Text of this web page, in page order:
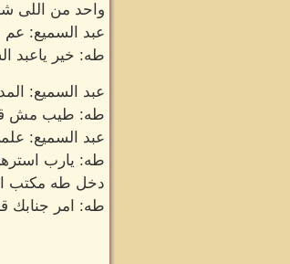
واحد من اللى
عبد السميع:
طه: خير ياعبد
عبد السميع:
طه: طيب مش
عبد السميع:
طه: يارب
دخل طه مكتب
طه: امر جنابك